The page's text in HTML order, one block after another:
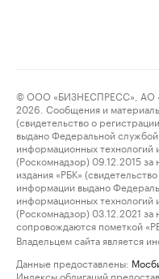
© ООО «БИЗНЕСПРЕСС», АО
2026. Сообщения и
(свидетельство о
выдано Федеральной
информационных технологий
(Роскомнадзор) 09.12.2015
издания «РБК»
информации выдано
информационных технологий
(Роскомнадзор) 03.12.2021
сопровождаются пометкой
Владельцем сайта является
Данные предоставлены:
Индексы облигаций